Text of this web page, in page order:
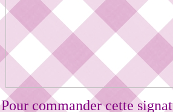
Pour commander cette